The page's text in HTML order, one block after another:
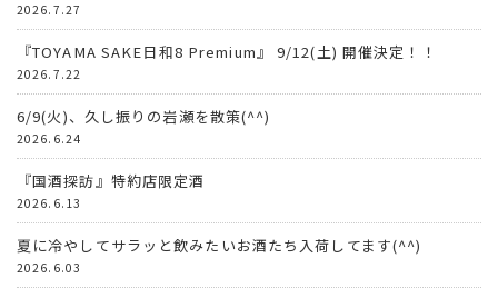
2026.7.27
『TOYAMA SAKE日和8 Premium』 9/12(土) 開催決定！！
2026.7.22
6/9(火)、久し振りの岩瀬を散策(^^)
2026.6.24
『国酒探訪』特約店限定酒
2026.6.13
夏に冷やしてサラッと飲みたいお酒たち入荷してます(^^)
2026.6.03